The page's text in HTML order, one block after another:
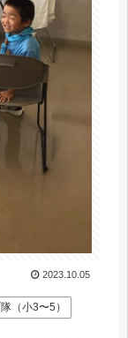
2023.10.05
（小3〜5）